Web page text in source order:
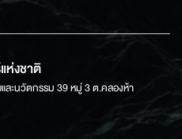
งชาติ
ะนวัตกรรม 39 หมู่ 3 ต.คลองห้า